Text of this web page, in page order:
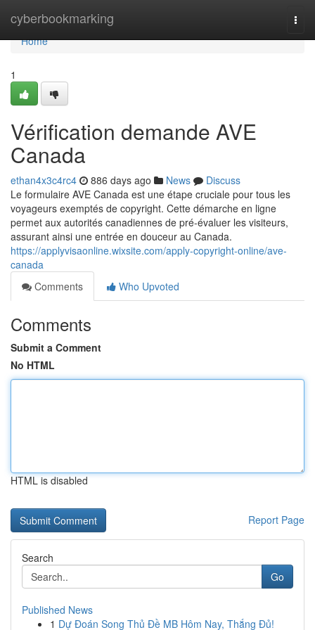
cyberbookmarking
Home
Home
1
Vérification demande AVE
Canada
ethan4x3c4rc4 886 days ago News
Discuss
Le formulaire AVE Canada est une étape cruciale pour tous les
voyageurs exemptés de copyright. Cette démarche en ligne
permet aux autorités canadiennes de pré-évaluer les visiteurs,
assurant ainsi une entrée en douceur au Canada.
https://applyvisaonline.wixsite.com/apply-copyright-online/ave-
canada
Comments
Who Upvoted
Comments
Submit a Comment
No HTML
HTML is disabled
Report Page
Search
Go
Published News
1 Dự Đoán Song Thủ Đề MB Hôm Nay, Thắng Đủ!